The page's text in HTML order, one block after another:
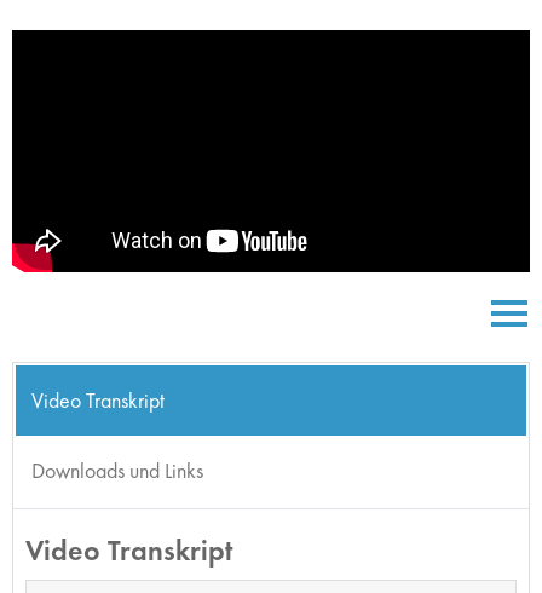
Video Transkript
Downloads und Links
Video Transkript